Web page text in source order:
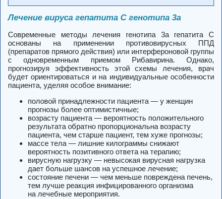
Лечение вируса гепатита C генотипа 3a
Современные методы лечения генотипа 3а гепатита C
основаны на применении противовирусных ППД
(препаратов прямого действия) или интерфероновой группы
с одновременным приемом Рибавирина. Однако,
прогнозируя эффективность этой схемы лечения, врач
будет ориентироваться и на индивидуальные особенности
пациента, уделяя особое внимание:
половой принадлежности пациента — у женщин
прогнозы более оптимистичные;
возрасту пациента — вероятность положительного
результата обратно пропорциональна возрасту
пациента, чем старше пациент, тем хуже прогнозы;
массе тела — лишние килограммы снижают
вероятность позитивного ответа на терапию;
вирусную нагрузку — невысокая вирусная нагрузка
дает больше шансов на успешное лечение;
состояние печени — чем меньше повреждена печень,
тем лучше реакция инфицированного организма
на лечебные мероприятия.